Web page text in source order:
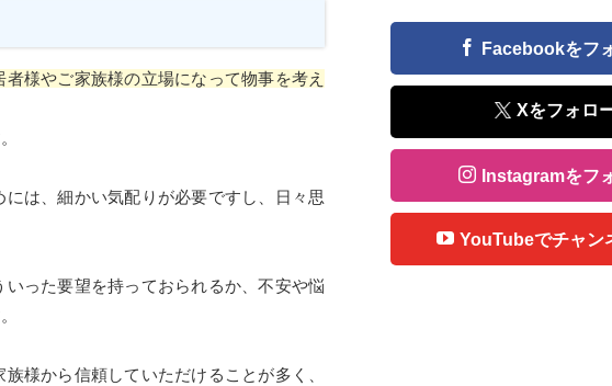
者様やご家族様の立場になって物事を考え
は、細かい気配りが必要ですし、日々思
った要望を持っておられるか、不安や悩
様から信頼していただけることが多く、
Facebookをフ
Xをフォロ
Instagramをフ
YouTubeでチャン